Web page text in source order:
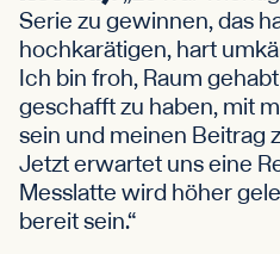
Serie zu gewinnen, das
hochkarätigen, hart
Ich bin froh, Raum
geschafft zu haben, mit
sein und meinen Beitrag
Jetzt erwartet uns eine
Messlatte wird höher
bereit sein.“